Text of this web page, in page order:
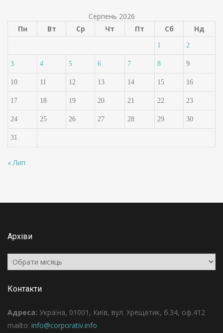
Серпень 2026
Пн
Вт Ср Чт Пт Сб Нд
1 2
3 4 5 6 7 8 9
10 11 12 13 14 15 16
17 18 19 20 21 22 23
24 25 26 27 28 29 30
31
« Лип
Архіви
Архіви
Контакти
Адреса: Україна, 01001, Київ, вул. Хрещатик, б.34, оф.412
mailto: info@corporativ.info